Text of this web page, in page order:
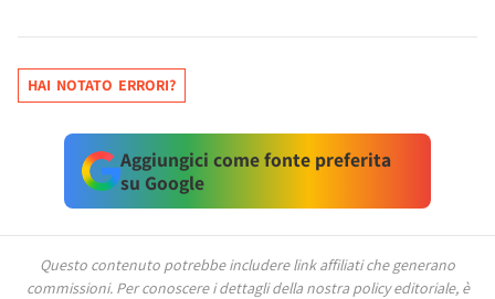
HAI NOTATO ERRORI?
Aggiungici come fonte preferita
su Google
Questo contenuto potrebbe includere link affiliati che generano
commissioni. Per conoscere i dettagli della nostra policy editoriale, è